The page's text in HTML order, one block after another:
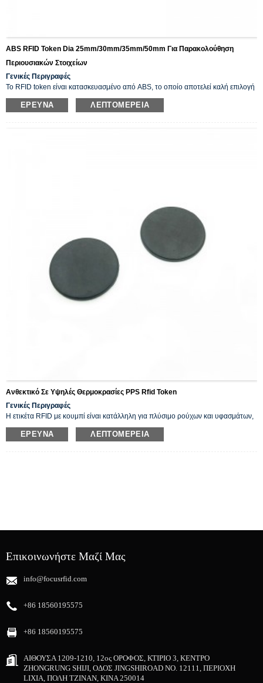
ABS RFID Token Dia 25mm/30mm/35mm/50mm Για Παρακολούθηση
Περιουσιακών Στοιχείων
Γενικές Περιγραφές
Το RFID token είναι κατασκευασμένο από ABS, το οποίο αποτελεί καλή επιλογή
για την παρακολούθηση και την αναγνώριση περιουσιακών στοιχείων, επειδή
είναι μικρό σε μέγεθος και εύκολο στην εγκατάσταση, αδιάβροχο, κατάλληλο για
ΈΡΕΥΝΑ ΛΕΠΤΟΜΈΡΕΙΑ
Ανθεκτικό Σε Υψηλές Θερμοκρασίες PPS Rfid Token
Γενικές Περιγραφές
Η ετικέτα RFID με κουμπί είναι κατάλληλη για πλύσιμο ρούχων και υφασμάτων,
η οποία εξακολουθεί να λειτουργεί καλά κάτω από 85℃ για 60 λεπτά
συνεχόμενα.
ΈΡΕΥΝΑ ΛΕΠΤΟΜΈΡΕΙΑ
Επικοινωνήστε Μαζί Μας
info@focusrfid.com
+86 18560195575
+86 18560195575
ΑΙΘΟΥΣΑ 1209-1210, 12ος ΟΡΟΦΟΣ, ΚΤΙΡΙΟ 3, ΚΕΝΤΡΟ
ZHONGRUNG SHIJI, ΟΔΟΣ JINGSHIROAD NO. 12111, ΠΕΡΙΟΧΗ
LIXIA, ΠΟΛΗ ΤΖΙΝΑΝ, ΚΙΝΑ 250014